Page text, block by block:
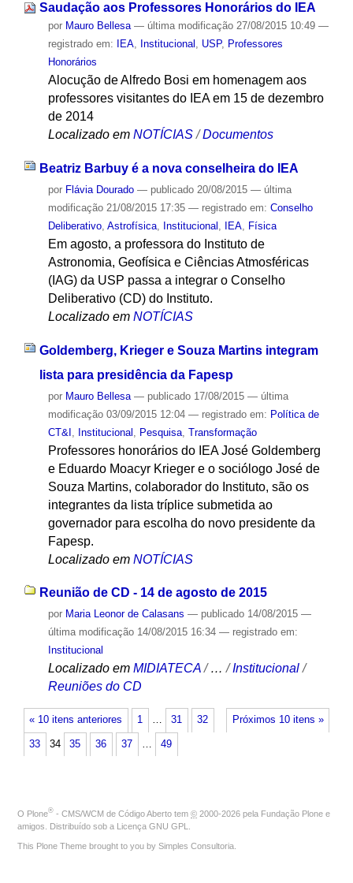
Saudação aos Professores Honorários do IEA
por Mauro Bellesa — última modificação27/08/2015 10:49 —
registrado em:
IEA, Institucional , USP, Professores
Honorários
Alocução de Alfredo Bosi em homenagem aos
professores visitantes do IEA em 15 de dezembro
de 2014
Localizado em NOTÍCIAS /Documentos
Beatriz Barbuy é a nova conselheira do IEA
por Flávia Dourado — publicado20/08/2015 — última
modificação21/08/2015 17:35 — registrado em: Conselho
Deliberativo, Astrofísica, Institucional IEA, Física
Em agosto, a professora do Instituto de
Astronomia, Geofísica e Ciências Atmosféricas
(IAG) da USP passa a integrar o Conselho
Deliberativo (CD) do Instituto.
Localizado em NOTÍCIAS
Goldemberg, Krieger e Souza Martins integram
lista para presidência da Fapesp
por Mauro Bellesa — publicado17/08/2015 — última
modificação03/09/2015 12:04 — registrado em: Política de
CT&I
Institucional Pesquisa, Transformação
Professores honorários do IEA José Goldemberg
e Eduardo Moacyr Krieger e o sociólogo José de
Souza Martins, colaborador do Instituto, são os
integrantes da lista tríplice submetida ao
governador para escolha do novo presidente da
Fapesp.
Localizado em NOTÍCIAS
Reunião de CD - 14 de agosto de 2015
por Maria Leonor de Calasans — publicado14/08/2015 —
última modificação14/08/2015 16:34 — registrado em:
Institucional
Localizado em MIDIATECA /…/Institucional /
Reuniões do CD
« 10 itens anteriores Próximos 10 itens »
1 … 31 32
33 34 35 36 37 … 49
O Plone® - CMS/WCM de Código Aberto tem © 2000-2026 pela Fundação Plone e
amigos. Distribuído sob a Licença GNU GPL
This Plone Theme brought to you by Simples Consultoria